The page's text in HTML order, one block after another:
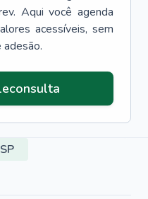
Aqui você agenda
acessíveis, sem